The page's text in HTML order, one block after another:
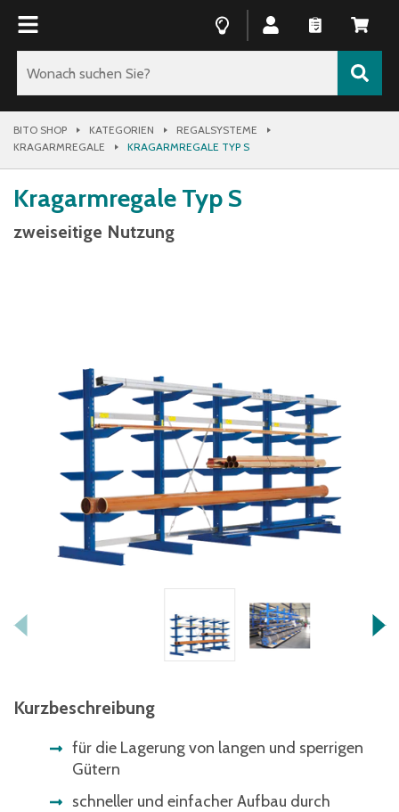
BITO SHOP KATEGORIEN
REGALSYSTEME
KRAGARMREGALE
KRAGARMREGALE TYP S
Kragarmregale Typ S
zweiseitige Nutzung
Kurzbeschreibung
für die Lagerung von langen und sperrigen
Gütern
schneller und einfacher Aufbau durch